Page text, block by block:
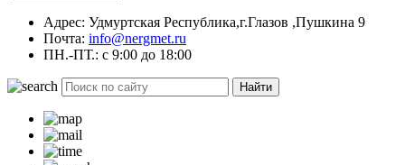
Адрес: Удмуртская Республика,г.Глазов ,Пушкина 9
Почта: info@nergmet.ru
ПН.-ПТ.: с 9:00 до 18:00
Найти